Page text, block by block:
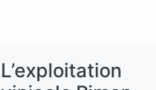
L’exploitation